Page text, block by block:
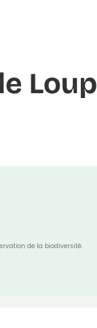
Loup
de la biodiversité.